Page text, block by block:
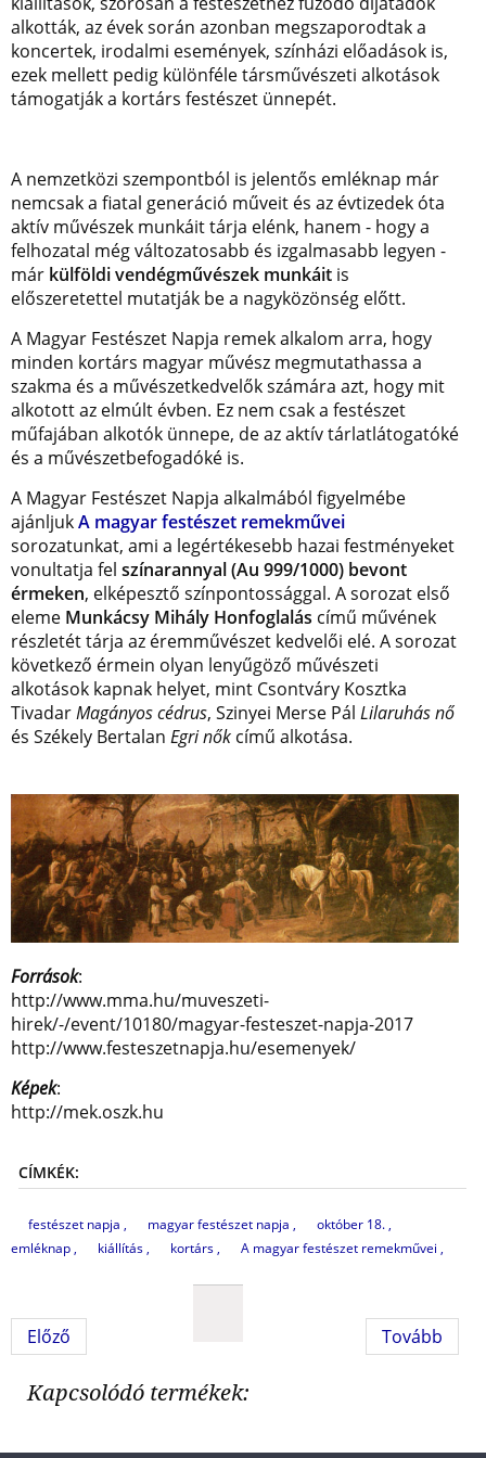
alkották, az évek során azonban megszaporodtak a
koncertek, irodalmi események, színházi előadások is,
ezek mellett pedig különféle társművészeti alkotások
támogatják a kortárs festészet ünnepét.
A nemzetközi szempontból is jelentős emléknap már
nemcsak a fiatal generáció műveit és az évtizedek óta
aktív művészek munkáit tárja elénk, hanem - hogy a
felhozatal még változatosabb és izgalmasabb legyen -
már külföldi vendégművészek munkáit is
előszeretettel mutatják be a nagyközönség előtt.
A Magyar Festészet Napja remek alkalom arra, hogy
minden kortárs magyar művész megmutathassa a
szakma és a művészetkedvelők számára azt, hogy mit
alkotott az elmúlt évben. Ez nem csak a festészet
műfajában alkotók ünnepe, de az aktív tárlatlátogatóké
és a művészetbefogadóké is.
A Magyar Festészet Napja alkalmából figyelmébe
ajánljukA magyar festészet remekművei
sorozatunkat, ami a legértékesebb hazai festményeket
vonultatja fel színarannyal (Au 999/1000) bevont
érmeken, elképesztő színpontossággal. A sorozat első
eleme Munkácsy Mihály Honfoglalás című művének
részletét tárja az éremművészet kedvelői elé. A sorozat
következő érmein olyan lenyűgöző művészeti
alkotások kapnak helyet, mint Csontváry Kosztka
TivadarMagányos cédrus, Szinyei Merse Pál Lilaruhás nő
és Székely Bertalan Egri nők című alkotása.
Források:
http://www.mma.hu/muveszeti-
hirek/-/event/10180/magyar-festeszet-napja-2017
http://www.festeszetnapja.hu/esemenyek/
Képek:
http://mek.oszk.hu
CÍMKÉK:
festészet napja magyar festészet napja
október 18.
emléknap
kiállítás kortárs A magyar festészet remekművei
Előző Tovább
Kapcsolódó termékek: